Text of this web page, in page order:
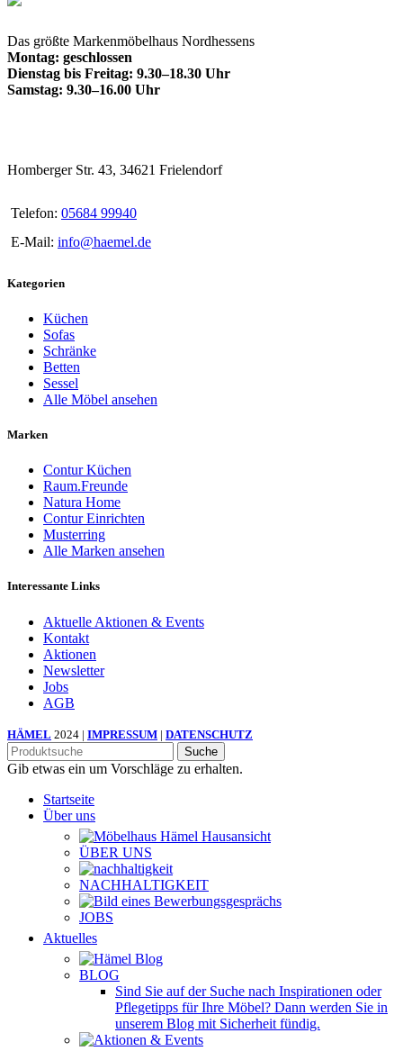
Das größte Markenmöbelhaus Nordhessens
Montag: geschlossen
Dienstag bis Freitag: 9.30–18.30 Uhr
Samstag: 9.30–16.00 Uhr
Homberger Str. 43, 34621 Frielendorf
Telefon: 05684 99940
E-Mail: info@haemel.de
Kategorien
Küchen
Sofas
Schränke
Betten
Sessel
Alle Möbel ansehen
Marken
Contur Küchen
Raum.Freunde
Natura Home
Contur Einrichten
Musterring
Alle Marken ansehen
Interessante Links
Aktuelle Aktionen & Events
Kontakt
Aktionen
Newsletter
Jobs
AGB
HÄMEL 2024 | IMPRESSUM | DATENSCHUTZ
Suche
Gib etwas ein um Vorschläge zu erhalten.
Startseite
Über uns
ÜBER UNS
NACHHALTIGKEIT
JOBS
Aktuelles
BLOG
Sind Sie auf der Suche nach Inspirationen oder
Pflegetipps für Ihre Möbel? Dann werden Sie in
unserem Blog mit Sicherheit fündig.